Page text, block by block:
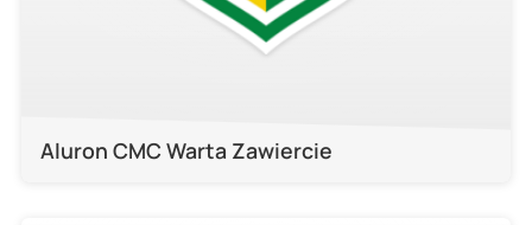
Aluron CMC Warta Zawiercie